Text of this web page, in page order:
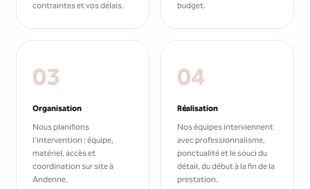
contraintes et vos délais.
budget.
03
Organisation
Nous planifions
l'intervention : équipe,
matériel, accès et
coordination sur site à
Andenne.
04
Réalisation
Nos équipes interviennent
avec professionnalisme,
ponctualité et le souci du
détail, du début à la fin de la
prestation.